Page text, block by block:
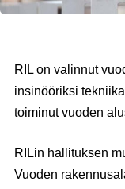
RIL on valinnut
insinööriksi
toiminut vuoden
RILin hallituksen
Vuoden